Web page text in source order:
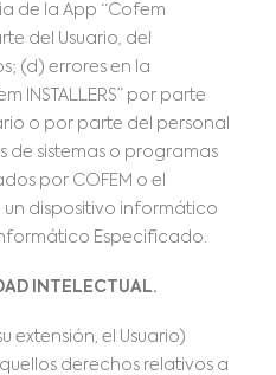
de la App “Cofem
del Usuario, del
(d) errores en la
INSTALLERS” por parte
o por parte del personal
de sistemas o programas
por COFEM o el
dispositivo informático
Especificado.
INTELECTUAL.
extensión, el Usuario)
derechos relativos a